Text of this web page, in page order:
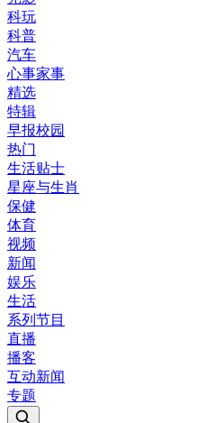
科玩
科普
汽车
心事家事
精选
特辑
早报校园
热门
生活贴士
星座与生肖
保健
体育
视频
新闻
娱乐
生活
系列节目
直播
播客
互动新闻
专题